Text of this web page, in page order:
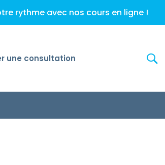
rythme avec nos cours en ligne !
une consultation